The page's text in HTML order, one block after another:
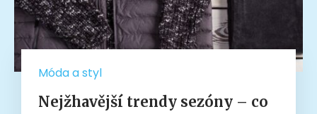
Móda a styl
Nejžhavější trendy sezóny – co